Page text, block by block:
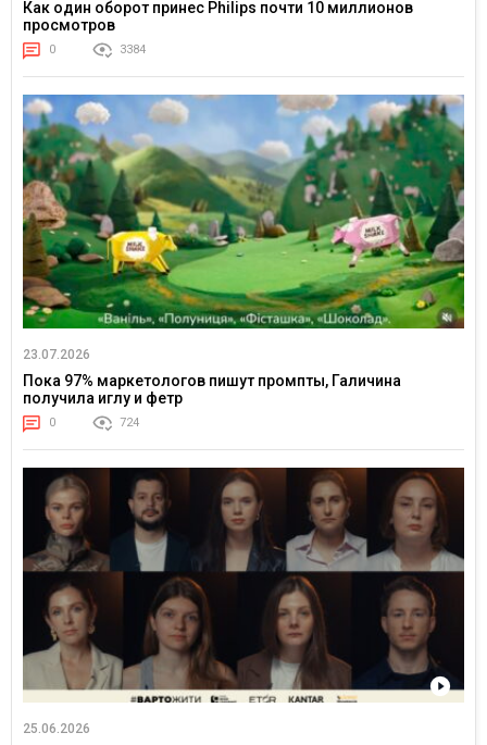
Как один оборот принес Philips почти 10 миллионов
просмотров
0 3384
23.07.2026
Пока 97% маркетологов пишут промпты, Галичина
получила иглу и фетр
0 724
25.06.2026